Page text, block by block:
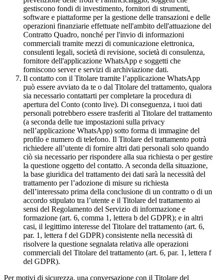
gestiscono fondi di investimento, fornitori di strumenti,
software e piattaforme per la gestione delle transazioni e delle
operazioni finanziarie effettuate nell'ambito dell'attuazione del
Contratto Quadro, nonché per l'invio di informazioni
commerciali tramite mezzi di comunicazione elettronica,
consulenti legali, società di revisione, società di consulenza,
fornitore dell'applicazione WhatsApp e soggetti che
forniscono server e servizi di archiviazione dati.
Il contatto con il Titolare tramite l’applicazione WhatsApp
può essere avviato da te o dal Titolare del trattamento, qualora
sia necessario contattarti per completare la procedura di
apertura del Conto (conto live). Di conseguenza, i tuoi dati
personali potrebbero essere trasferiti al Titolare del trattamento
(a seconda delle tue impostazioni sulla privacy
nell’applicazione WhatsApp) sotto forma di immagine del
profilo e numero di telefono. Il Titolare del trattamento potrà
richiedere all’utente di fornire altri dati personali solo quando
ciò sia necessario per rispondere alla sua richiesta o per gestire
la questione oggetto del contatto. A seconda della situazione,
la base giuridica del trattamento dei dati sarà la necessità del
trattamento per l’adozione di misure su richiesta
dell’interessato prima della conclusione di un contratto o di un
accordo stipulato tra l’utente e il Titolare del trattamento ai
sensi del Regolamento del Servizio di informazione e
formazione (art. 6, comma 1, lettera b del GDPR); e in altri
casi, il legittimo interesse del Titolare del trattamento (art. 6,
par. 1, lettera f del GDPR) consistente nella necessità di
risolvere la questione segnalata relativa alle operazioni
commerciali del Titolare del trattamento (art. 6, par. 1, lettera f
del GDPR).
Per motivi di sicurezza, una conversazione con il Titolare del